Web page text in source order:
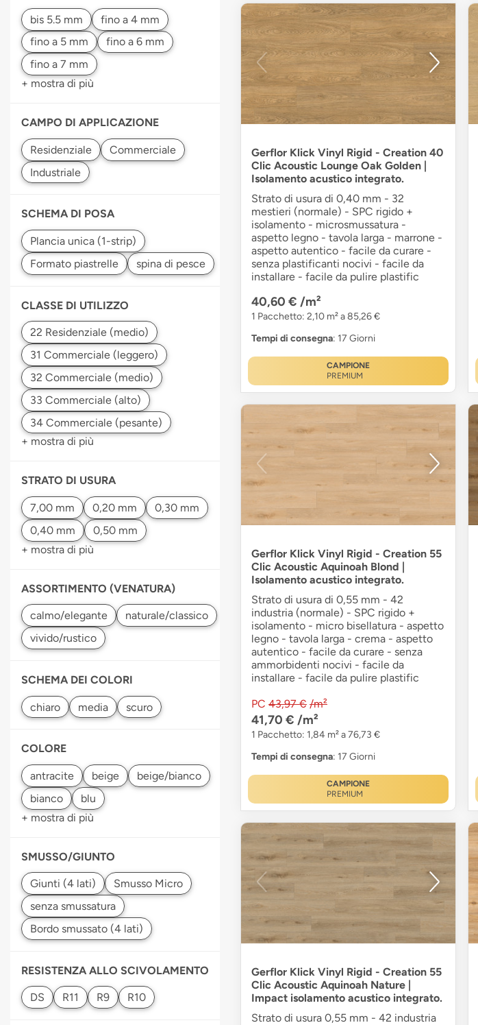
+ mostra di più
CAMPO DI APPLICAZIONE
SCHEMA DI POSA
CLASSE DI UTILIZZO
+ mostra di più
STRATO DI USURA
+ mostra di più
ASSORTIMENTO (VENATURA)
SCHEMA DEI COLORI
COLORE
+ mostra di più
SMUSSO/GIUNTO
RESISTENZA ALLO SCIVOLAMENTO
Gerflor Klick Vinyl Rigid - Creation 40
Clic Acoustic Lounge Oak Golden |
Isolamento acustico integrato.
Strato di usura di 0,40 mm - 32
mestieri (normale) - SPC rigido +
isolamento - microsmussatura -
aspetto legno - tavola larga - marrone -
aspetto autentico - facile da curare -
senza plastificanti nocivi - facile da
installare - facile da pulire plastific
40,60 € /m²
1 Pacchetto: 2,10 m² a 85,26 €
Tempi di consegna: 17 Giorni
CAMPIONE
PREMIUM
Gerflor Klick Vinyl Rigid - Creation 55
Clic Acoustic Aquinoah Blond |
Isolamento acustico integrato.
Strato di usura di 0,55 mm - 42
industria (normale) - SPC rigido +
isolamento - micro bisellatura - aspetto
legno - tavola larga - crema - aspetto
autentico - facile da curare - senza
ammorbidenti nocivi - facile da
installare - facile da pulire plastific
PC 43,97 € /m²
41,70 € /m²
1 Pacchetto: 1,84 m² a 76,73 €
Tempi di consegna: 17 Giorni
CAMPIONE
PREMIUM
Gerflor Klick Vinyl Rigid - Creation 55
Clic Acoustic Aquinoah Nature |
Impact isolamento acustico integrato.
Strato di usura 0,55 mm - 42 industria